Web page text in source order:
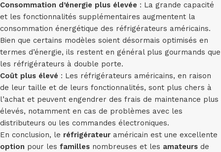
Consommation d’énergie plus élevée : La grande capacité
et les fonctionnalités supplémentaires augmentent la
consommation énergétique des réfrigérateurs américains.
Bien que certains modèles soient désormais optimisés en
termes d’énergie, ils restent en général plus gourmands que
les réfrigérateurs à double porte.
Coût plus élevé : Les réfrigérateurs américains, en raison
de leur taille et de leurs fonctionnalités, sont plus chers à
l’achat et peuvent engendrer des frais de maintenance plus
élevés, notamment en cas de problèmes avec les
distributeurs ou les commandes électroniques.
En conclusion, le réfrigérateur américain est une excellente
option pour les familles nombreuses et les amateurs de